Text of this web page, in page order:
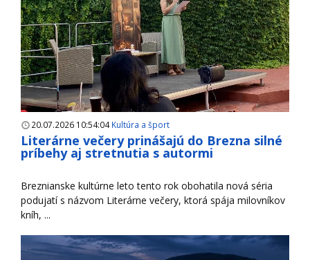
20.07.2026 10:54:04Kultúra a šport
Literárne večery prinášajú do Brezna silné
príbehy aj stretnutia s autormi
Breznianske kultúrne leto tento rok obohatila nová séria
podujatí s názvom Literárne večery, ktorá spája milovníkov
kníh, ...